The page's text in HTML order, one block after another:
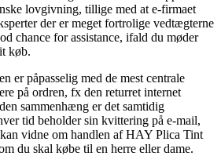
lovgivning, tillige med at e-firmaet
der er meget fortrolige vedtægterne
chance for assistance, ifald du møder
køb.
er påpasselig med de mest centrale
på ordren, fx den returret internet
sammenhæng er det samtidig
tid beholder sin kvittering på e-mail,
kan vidne om handlen af HAY Plica Tint
du skal købe til en herre eller dame.